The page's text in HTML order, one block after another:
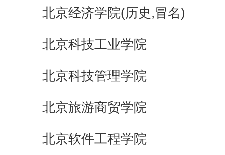
北京经济学院(历史,冒名)
北京科技工业学院
北京科技管理学院
北京旅游商贸学院
北京软件工程学院